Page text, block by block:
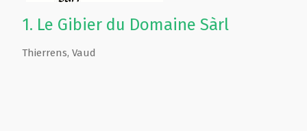
1. Le Gibier du Domaine Sàrl
Thierrens, Vaud